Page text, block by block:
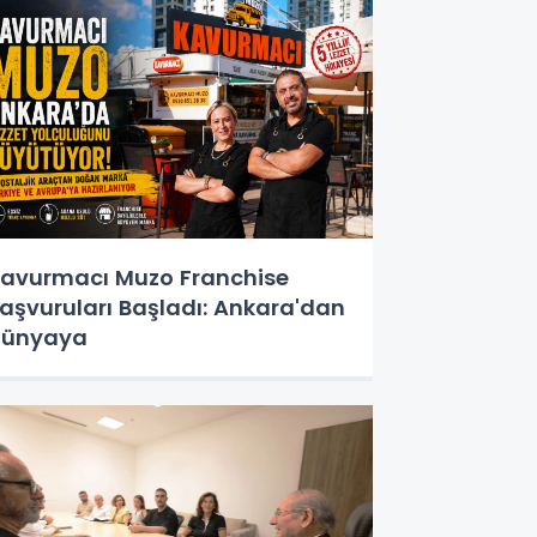
Muzo Franchise
Başladı: Ankara'dan